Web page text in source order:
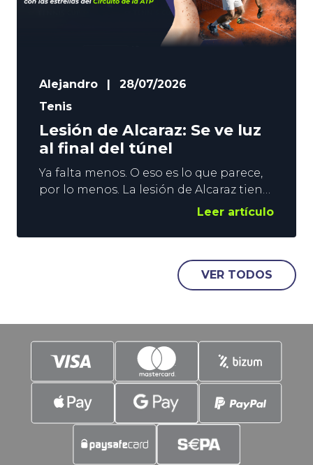
Alejandro |
28/07/2026
Tenis
Lesión de Alcaraz: Se ve luz
al final del túnel
Ya falta menos. O eso es lo que parece,
por lo menos. La lesión de Alcaraz tiene
al español fuera de las pistas desde
entre los 2 mejores tenistas del
agosto será el mes de la reaparición del
Leer artículo
VER TODOS